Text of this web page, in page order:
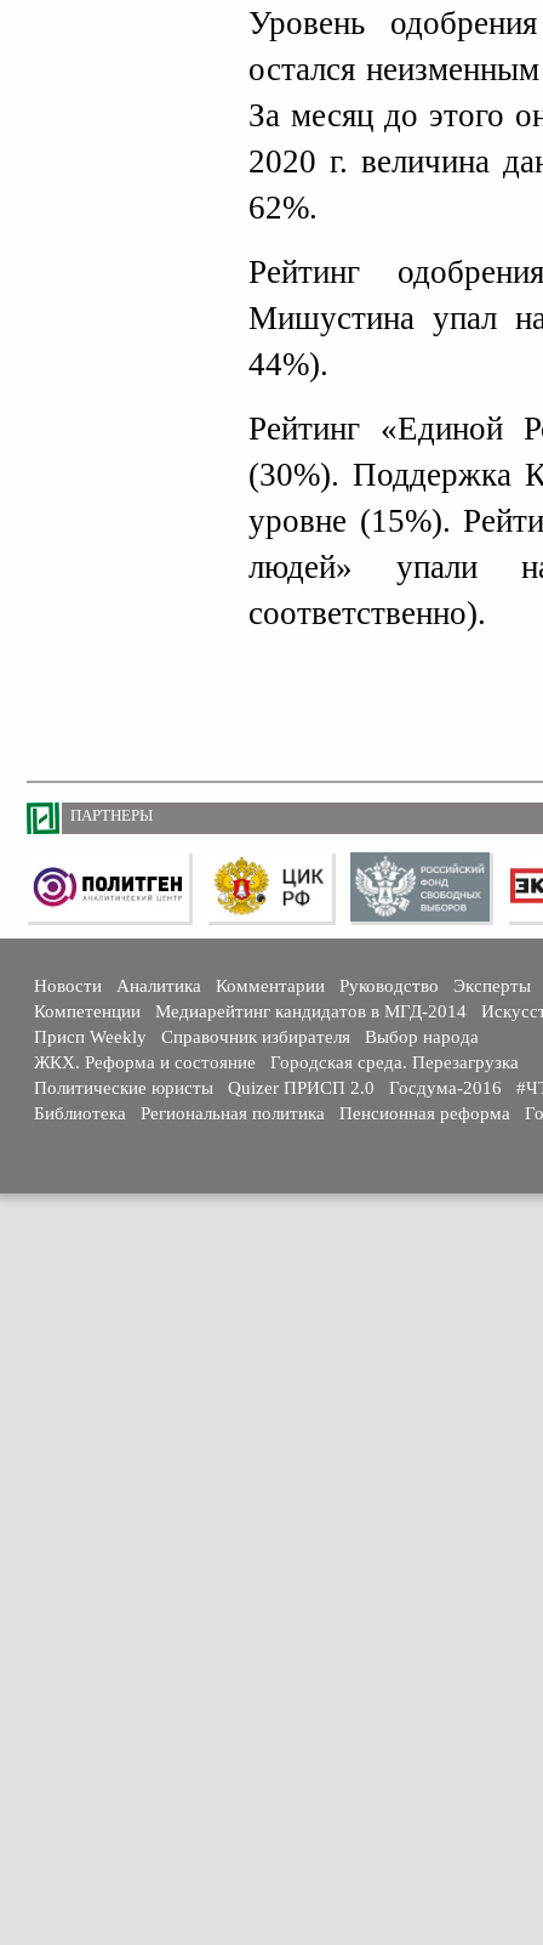
Уровень
остался
За месяц до этого
2020 г. величина
62%.
Рейтинг
Мишустина упал
44%).
Рейтинг «Единой
(30%). Поддержка
уровне (15%).
людей» упали
соответственно).
ПАРТНЕРЫ
Новости Аналитика Комментарии Руководство
Эксперты
Компетенции
Медиарейтинг кандидатов в МГД-2014
Присп Weekly
Справочник избирателя
Выбор народа
ЖКХ. Реформа и состояние
Городская среда. Перезагрузка
Политические юристы
Quizer ПРИСП 2.0 Госдума-2016
Библиотека
Региональная политика Пенсионная реформа